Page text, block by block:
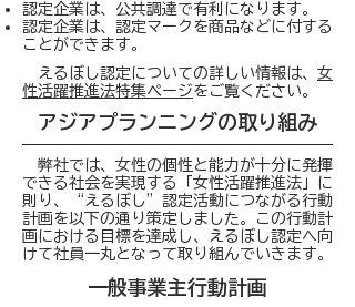
認定企業は、公共調達で有利になります。
認定企業は、認定マークを商品などに付する
ことができます。
えるぼし認定についての詳しい情報は、 女
性活躍推進法特集ページをご覧ください。
​アジアプランニングの取り組み
弊社では、女性の個性と能力が十分に発揮
できる社会を実現する「女性活躍推進法」に
則り、“えるぼし”認定活動につながる行動
計画を以下の通り策定しました。この行動計
画における目標を達成し、えるぼし認定へ向
けて社員一丸となって取り組んでいきます。
一般事業主行動計画